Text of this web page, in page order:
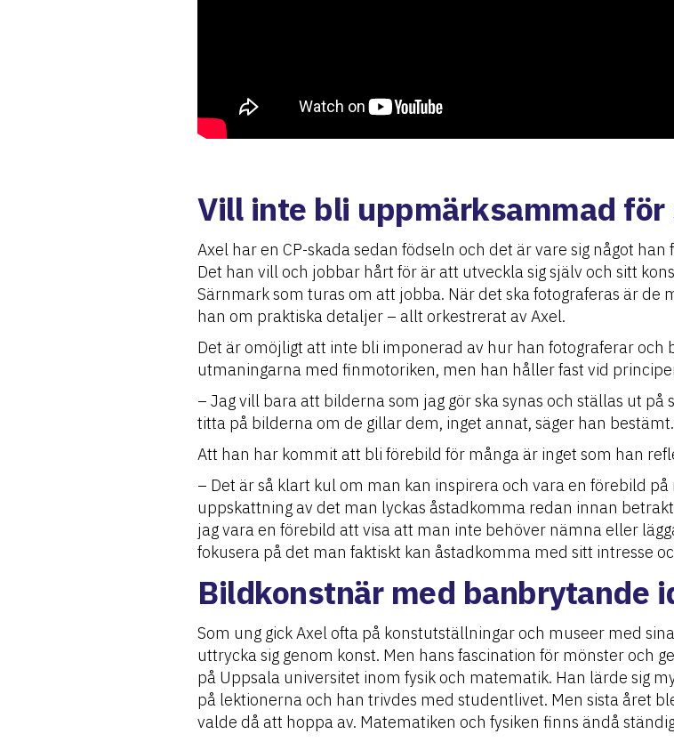
Vill inte bli uppmärksammad
Axel har en CP-skada sedan födseln och det är vare sig något
Det han vill och jobbar hårt för är att utveckla sig själv och sitt
Särnmark som turas om att jobba. När det ska fotograferas är
han om praktiska detaljer – allt orkestrerat av Axel.
Det är omöjligt att inte bli imponerad av hur han fotograferar
utmaningarna med finmotoriken, men han håller fast vid
– Jag vill bara att bilderna som jag gör ska synas och ställas ut
titta på bilderna om de gillar dem, inget annat, säger han bestämt.
Att han har kommit att bli förebild för många är inget som han
– Det är så klart kul om man kan inspirera och vara en förebild
uppskattning av det man lyckas åstadkomma redan innan
jag vara en förebild att visa att man inte behöver nämna eller
fokusera på det man faktiskt kan åstadkomma med sitt intresse
Bildkonstnär med banbrytande
Som ung gick Axel ofta på konstutställningar och museer med
uttrycka sig genom konst. Men hans fascination för mönster och
på Uppsala universitet inom fysik och matematik. Han lärde sig
på lektionerna och han trivdes med studentlivet. Men sista året
valde då att hoppa av. Matematiken och fysiken finns ändå